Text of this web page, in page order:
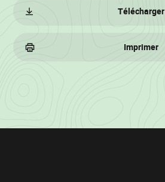
Télécharger
Imprimer
Informations